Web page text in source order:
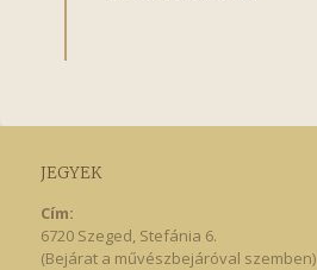
JEGYEK
Cím:
6720 Szeged, Stefánia 6.
(Bejárat a művészbejáróval szemben)